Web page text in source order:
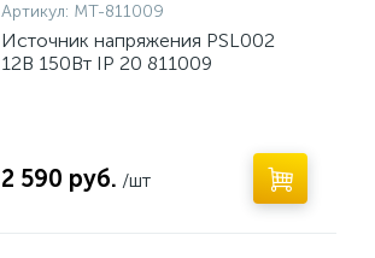
Артикул: MT-811009
Источник напряжения PSL002
12В 150Вт IP 20 811009
2 590 руб. /шт